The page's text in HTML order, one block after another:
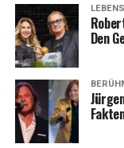
Den